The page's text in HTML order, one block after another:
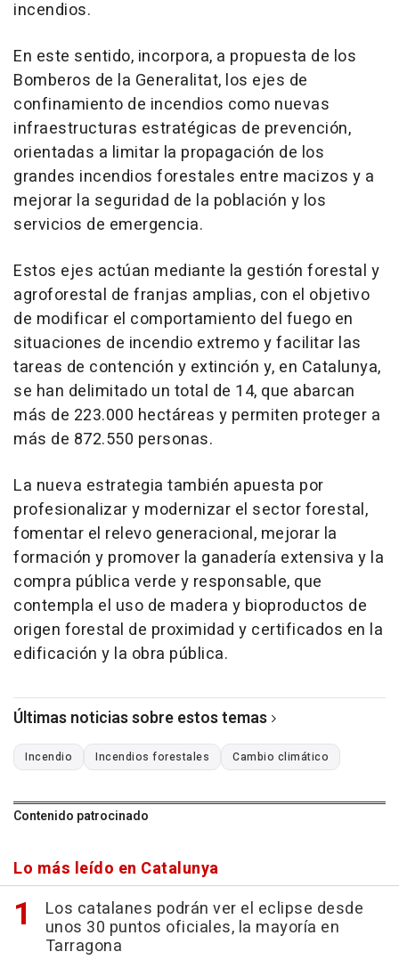
incendios.
En este sentido, incorpora, a propuesta de los
Bomberos de la Generalitat, los ejes de
confinamiento de incendios como nuevas
infraestructuras estratégicas de prevención,
orientadas a limitar la propagación de los
grandes incendios forestales entre macizos y a
mejorar la seguridad de la población y los
servicios de emergencia.
Estos ejes actúan mediante la gestión forestal y
agroforestal de franjas amplias, con el objetivo
de modificar el comportamiento del fuego en
situaciones de incendio extremo y facilitar las
tareas de contención y extinción y, en Catalunya,
se han delimitado un total de 14, que abarcan
más de 223.000 hectáreas y permiten proteger a
más de 872.550 personas.
La nueva estrategia también apuesta por
profesionalizar y modernizar el sector forestal,
fomentar el relevo generacional, mejorar la
formación y promover la ganadería extensiva y la
compra pública verde y responsable, que
contempla el uso de madera y bioproductos de
origen forestal de proximidad y certificados en la
edificación y la obra pública.
Últimas noticias sobre estos temas
Incendio Incendios forestales Cambio climático
Contenido patrocinado
Lo más leído en Catalunya
Los catalanes podrán ver el eclipse desde
unos 30 puntos oficiales, la mayoría en
Tarragona